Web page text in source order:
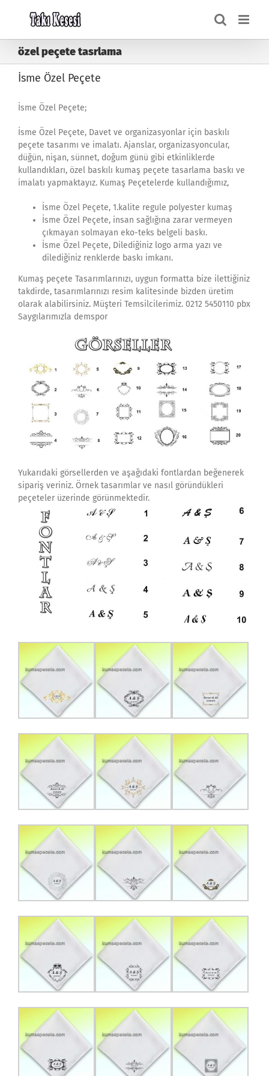
özel peçete tasrlama
İsme Özel Peçete
İsme Özel Peçete;
İsme Özel Peçete, Davet ve organizasyonlar için baskılı
peçete tasarımı ve imalatı. Ajanslar, organizasyoncular,
düğün, nişan, sünnet, doğum günü gibi etkinliklerde
kullandıkları, özel baskılı kumaş peçete tasarlama baskı ve
imalatı yapmaktayız. Kumaş Peçetelerde kullandığımız,
İsme Özel Peçete, 1.kalite regule polyester kumaş
İsme Özel Peçete, insan sağlığına zarar vermeyen
çıkmayan solmayan eko-teks belgeli baskı.
İsme Özel Peçete, Dilediğiniz logo arma yazı ve
dilediğiniz renklerde baskı imkanı.
Kumaş peçete Tasarımlarınızı, uygun formatta bize ilettiğiniz
takdirde, tasarımlarınızı resim kalitesinde bizden üretim
olarak alabilirsiniz. Müşteri Temsilcilerimiz. 0212 5450110 pbx
Saygılarımızla demspor
Yukarıdaki görsellerden ve aşağıdaki fontlardan beğenerek
sipariş veriniz. Örnek tasarımlar ve nasıl göründükleri
peçeteler üzerinde görünmektedir.